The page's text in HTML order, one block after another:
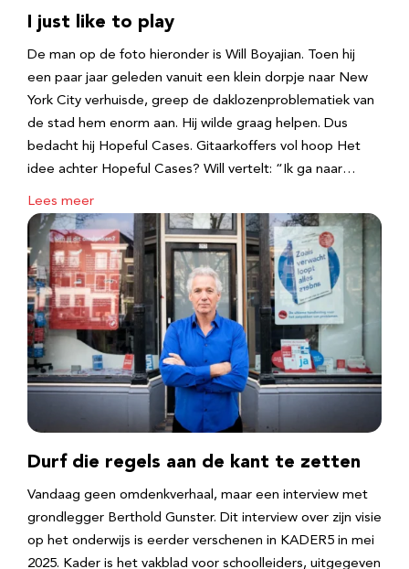
I just like to play
De man op de foto hieronder is Will Boyajian. Toen hij
een paar jaar geleden vanuit een klein dorpje naar New
York City verhuisde, greep de daklozenproblematiek van
de stad hem enorm aan. Hij wilde graag helpen. Dus
bedacht hij Hopeful Cases. Gitaarkoffers vol hoop Het
idee achter Hopeful Cases? Will vertelt: “Ik ga naar…
Lees meer
Durf die regels aan de kant te zetten
Vandaag geen omdenkverhaal, maar een interview met
grondlegger Berthold Gunster. Dit interview over zijn visie
op het onderwijs is eerder verschenen in KADER5 in mei
2025. Kader is het vakblad voor schoolleiders, uitgegeven